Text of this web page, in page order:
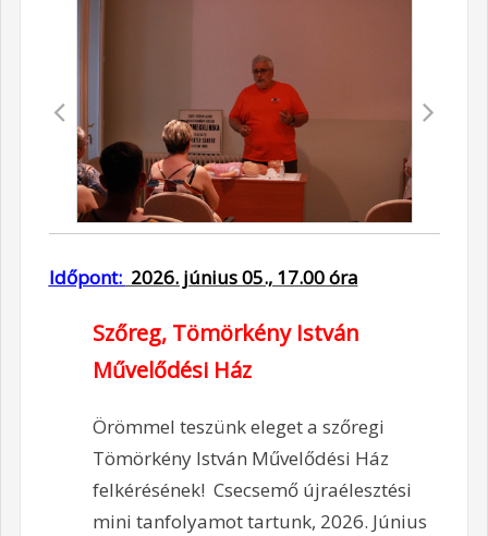
Időpont: 2026. június 05., 17.00 óra
Szőreg, Tömörkény István
Művelődési Ház
Örömmel teszünk eleget a szőregi
Tömörkény István Művelődési Ház
felkérésének! Csecsemő újraélesztési
mini tanfolyamot tartunk, 2026. Június